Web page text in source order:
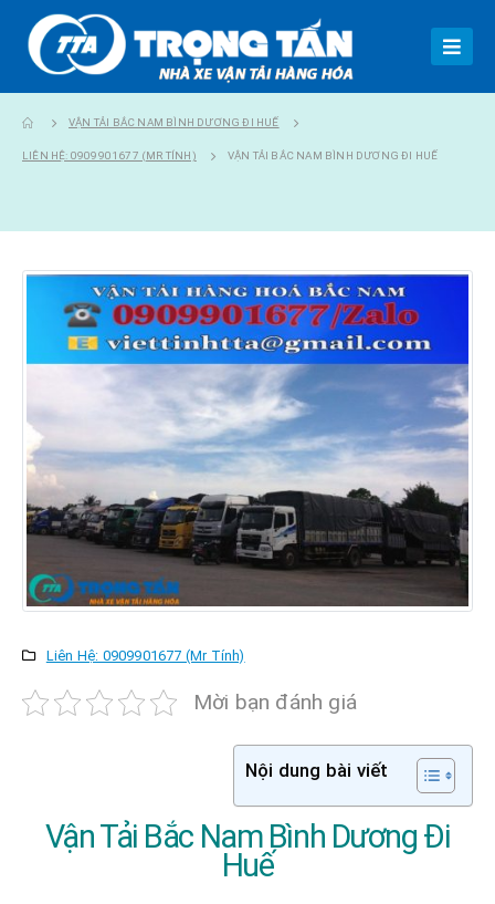
VẬN TẢI BẮC NAM BÌNH DƯƠNG ĐI HUẾ
LIÊN HỆ: 0909901677 (MR TÍNH) VẬN TẢI BẮC NAM BÌNH DƯƠNG ĐI HUẾ
Liên Hệ: 0909901677 (Mr Tính)
Mời bạn đánh giá
Nội dung bài viết
Vận Tải Bắc Nam Bình Dương Đi
Huế